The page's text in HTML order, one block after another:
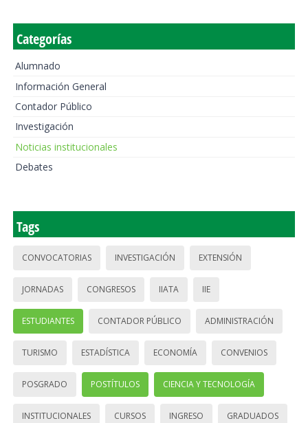
Categorías
Alumnado
Información General
Contador Público
Investigación
Noticias institucionales
Debates
Tags
CONVOCATORIAS INVESTIGACIÓN EXTENSIÓN
JORNADAS CONGRESOS IIATA IIE
ESTUDIANTES CONTADOR PÚBLICO ADMINISTRACIÓN
TURISMO ESTADÍSTICA ECONOMÍA CONVENIOS
POSGRADO POSTÍTULOS CIENCIA Y TECNOLOGÍA
INSTITUCIONALES CURSOS INGRESO GRADUADOS